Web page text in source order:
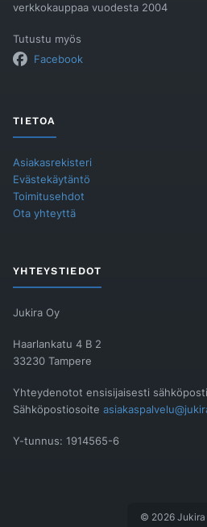
verkkokauppaa vuodesta 2004
Tutustu myös
Facebook
TIETOA
Asiakasrekisteri
Evästekäytäntö
Toimitusehdot
Ota yhteyttä
YHTEYSTIEDOT
Jukira Oy
Haarlankatu 4 B 2
33230 Tampere
Yhteydenotot ensisijaisesti
Sähköpostiosoite
Y-tunnus: 1914565-6
© 2026 Jukira